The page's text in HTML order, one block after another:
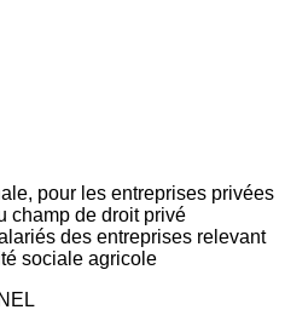
pour les entreprises privées
champ de droit privé
des entreprises relevant
sociale agricole